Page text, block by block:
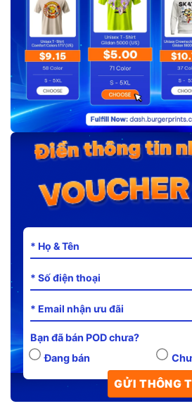
Bạn đã bán POD chưa?
Đang bán